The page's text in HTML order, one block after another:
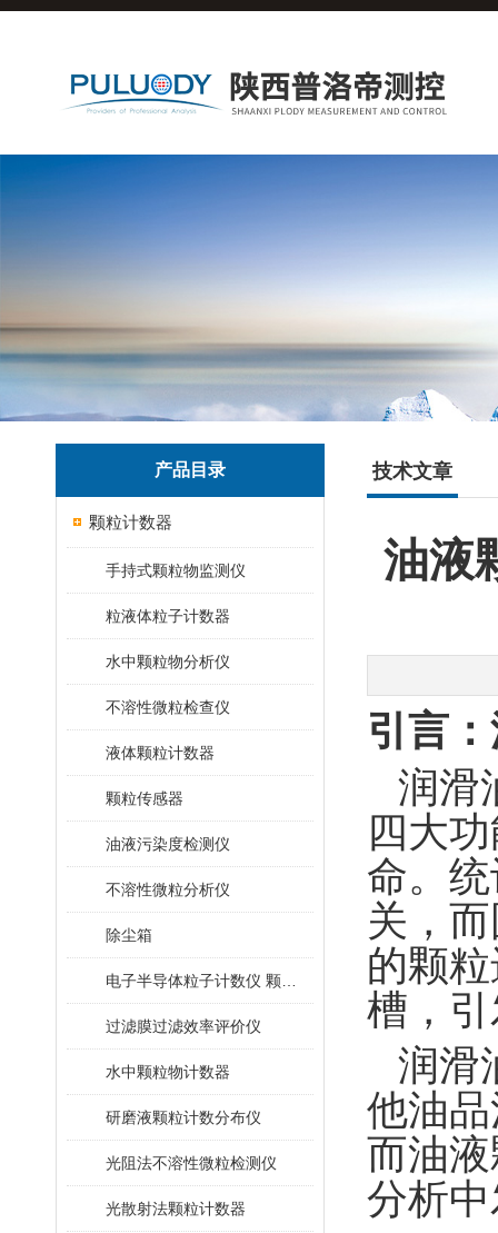
产品目录
颗粒计数器
手持式颗粒物监测仪
粒液体粒子计数器
水中颗粒物分析仪
不溶性微粒检查仪
液体颗粒计数器
颗粒传感器
油液污染度检测仪
不溶性微粒分析仪
除尘箱
过滤膜过滤效率评价仪
水中颗粒物计数器
研磨液颗粒计数分布仪
光阻法不溶性微粒检测仪
光散射法颗粒计数器
技术文章
油液
引言
润滑
四大
命。
关，
的颗
槽，
润滑
他油
而油
分析